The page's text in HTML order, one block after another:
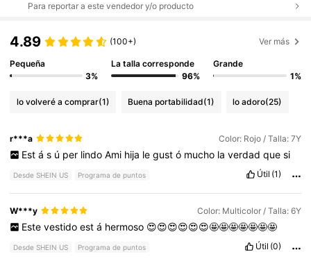
Para reportar a este vendedor y/o producto
4.89 (100+) Ver más
Pequeña
3%
La talla corresponde
96%
Grande
1%
lo volveré a comprar(1) Buena portabilidad(1) lo adoro(25)
r***a Color: Rojo / Talla: 7Y
Est á s ú per lindo Ami hija le gust ó mucho la verdad que si
Desde SHEIN US Programa de puntos Útil (1)
W***y Color: Multicolor / Talla: 6Y
Este vestido est á hermoso 😍😍😍😍😍😍🤩🤩🤩🤩🤩🤩🤩
Desde SHEIN US Programa de puntos Útil (0)